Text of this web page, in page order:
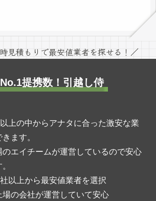
見積もりで最安値業者を探せる！／
提携数！引越し侍
上の中からアナタに合った激安な業
ます。
エイチームが運営しているので安心
以上から最安値業者を選択
場の会社が運営していて安心